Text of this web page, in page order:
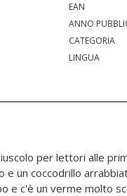
EAN
ANNO
CATEGORIA
LINGUA
per lettori alle
e un coccodrillo
e c'è un verme molto
prezzo davvero
autori italiani, ottime
e perfette per